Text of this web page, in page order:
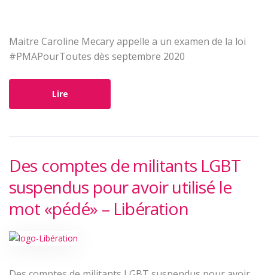
Maitre Caroline Mecary appelle a un examen de la loi
#PMAPourToutes dès septembre 2020
Lire
Des comptes de militants LGBT
suspendus pour avoir utilisé le
mot «pédé» – Libération